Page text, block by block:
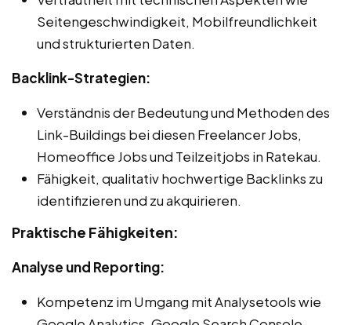
Seitengeschwindigkeit, Mobilfreundlichkeit
und strukturierten Daten.
Backlink-Strategien:
Verständnis der Bedeutung und Methoden des
Link-Buildings bei diesen Freelancer Jobs,
Homeoffice Jobs und Teilzeitjobs in Ratekau.
Fähigkeit, qualitativ hochwertige Backlinks zu
identifizieren und zu akquirieren.
Praktische Fähigkeiten:
Analyse und Reporting:
Kompetenz im Umgang mit Analysetools wie